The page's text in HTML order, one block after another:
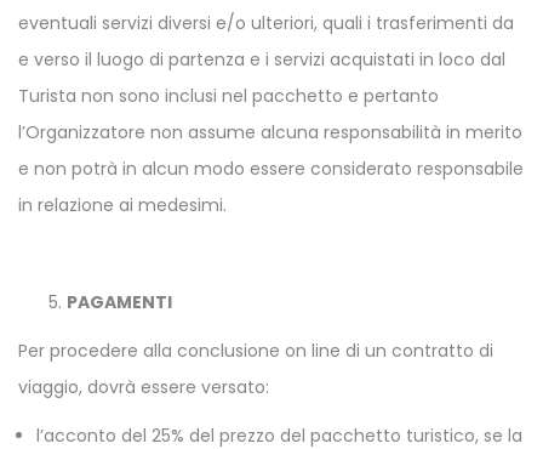
eventuali servizi diversi e/o ulteriori, quali i trasferimenti da
e verso il luogo di partenza e i servizi acquistati in loco dal
Turista non sono inclusi nel pacchetto e pertanto
l’Organizzatore non assume alcuna responsabilità in merito
e non potrà in alcun modo essere considerato responsabile
in relazione ai medesimi.
PAGAMENTI
Per procedere alla conclusione on line di un contratto di
viaggio, dovrà essere versato:
l’acconto del 25% del prezzo del pacchetto turistico, se la